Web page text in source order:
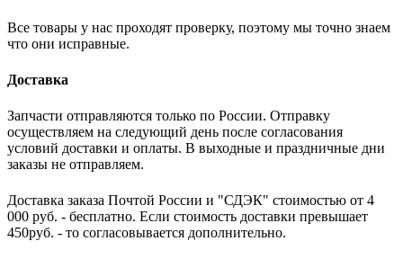
Все товары у нас проходят проверку, поэтому мы точно знаем
что они исправные.
Доставка
Запчасти отправляются только по России. Отправку
осуществляем на следующий день после согласования
условий доставки и оплаты. В выходные и праздничные дни
заказы не отправляем.
Доставка заказа Почтой России и "СДЭК" стоимостью от 4
000 руб. - бесплатно. Если стоимость доставки превышает
450руб. - то согласовывается дополнительно.